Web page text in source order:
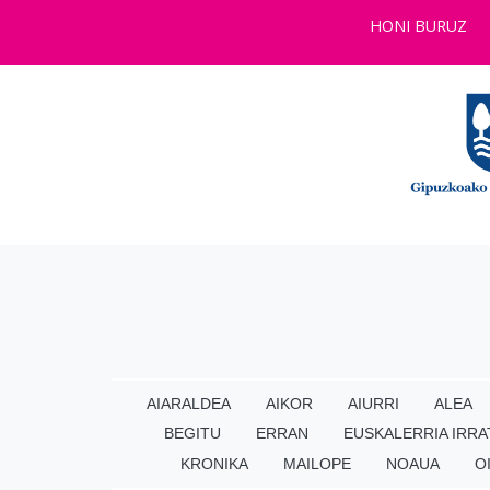
HONI BURUZ
AIARALDEA AIKOR AIURRI ALEA
BEGITU
ERRAN EUSKALERRIA
KRONIKA
MAILOPE NOAUA